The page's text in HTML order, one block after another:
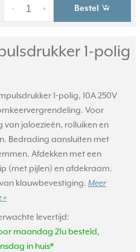
+
- Bestel
1-polig
1-polig, 10A 250V
Voor
van jaloezieën, rolluiken en
Bedrading aansluiten met
Afdekken met een
(met pijlen) en afdekraam.
klauwbevestiging. Meer
»
levertijd:
maandag 21u besteld,
in huis*